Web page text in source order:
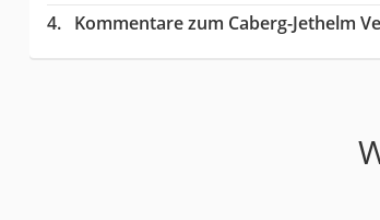
Kommentare zum Caberg-Jethelm